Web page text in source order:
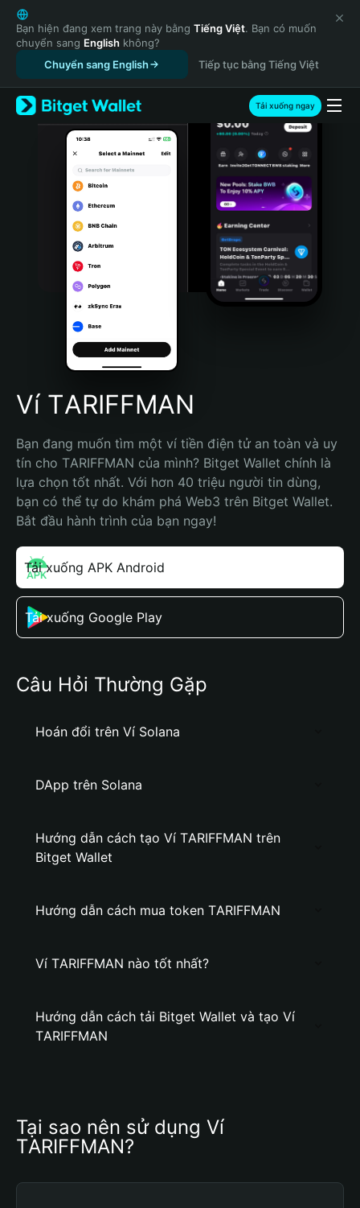
English
日本語
Tiếng Việt
Русский
Español (Latinoamérica)
Türkçe
Italiano
Português (Portugal)
Bahasa Indonesia
Português (Brasil)
Español (Argentina)
Bạn hiện đang xem trang này bằng Tiếng Việt. Bạn có muốn
chuyển sang English không?
Chuyển sang English
Tiếp tục bằng Tiếng Việt
Tải xuống ngay
Ví TАRIFFMAN
Bạn đang muốn tìm một ví tiền điện tử an toàn và uy
tín cho TАRIFFMAN của mình? Bitget Wallet chính là
lựa chọn tốt nhất. Với hơn 40 triệu người tin dùng,
bạn có thể tự do khám phá Web3 trên Bitget Wallet.
Bắt đầu hành trình của bạn ngay!
Tải xuống APK Android
Tải xuống Google Play
Câu Hỏi Thường Gặp
Hoán đổi trên Ví Solana
DApp trên Solana
Hướng dẫn cách tạo Ví TАRIFFMAN trên
Bitget Wallet
Hướng dẫn cách mua token TАRIFFMAN
Ví TАRIFFMAN nào tốt nhất?
Hướng dẫn cách tải Bitget Wallet và tạo Ví
TАRIFFMAN
Tại sao nên sử dụng Ví
TАRIFFMAN?